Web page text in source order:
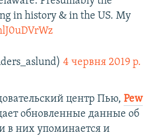
in history & in the US. My
4 червня 2019 р.
центр Пью, Pew
обновленные данные об
них упоминается и